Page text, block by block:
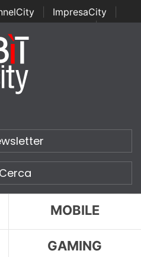
ImpresaCity
Channel Awards | Italian
Security Awards
Cerca
MOBILE
GAMING